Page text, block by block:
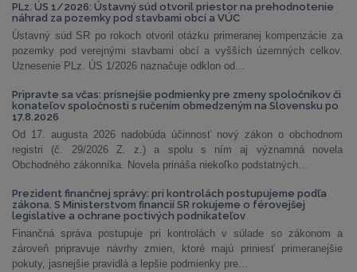
PLz. ÚS 1/2026: Ústavný súd otvoril priestor na prehodnotenie
náhrad za pozemky pod stavbami obcí a VÚC
Ústavný súd SR po rokoch otvoril otázku primeranej kompenzácie za
pozemky pod verejnými stavbami obcí a vyšších územných celkov.
Uznesenie PLz. ÚS 1/2026 naznačuje odklon od...
Pripravte sa včas: prísnejšie podmienky pre zmeny spoločníkov či
konateľov spoločnosti s ručením obmedzeným na Slovensku po
17.8.2026
Od 17. augusta 2026 nadobúda účinnosť nový zákon o obchodnom
registri (č. 29/2026 Z. z.) a spolu s ním aj významná novela
Obchodného zákonníka. Novela prináša niekoľko podstatných...
Prezident finančnej správy: pri kontrolách postupujeme podľa
zákona. S Ministerstvom financií SR rokujeme o férovejšej
legislatíve a ochrane poctivých podnikateľov
Finančná správa postupuje pri kontrolách v súlade so zákonom a
zároveň pripravuje návrhy zmien, ktoré majú priniesť primeranejšie
pokuty, jasnejšie pravidlá a lepšie podmienky pre...